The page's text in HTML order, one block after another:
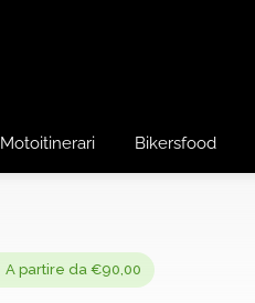
Motoitinerari Bikersfood
A partire da €90,00